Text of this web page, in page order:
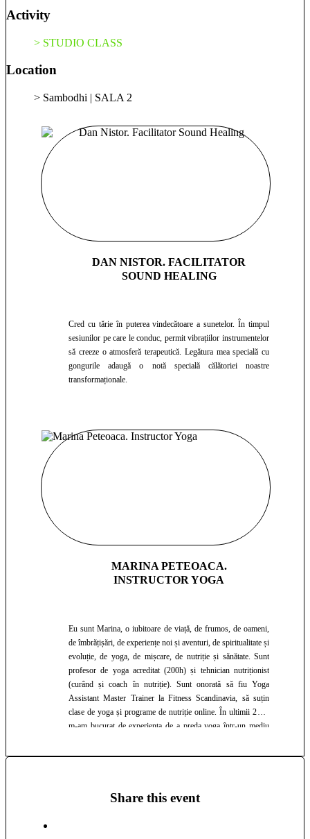
Activity
> STUDIO CLASS
Location
> Sambodhi | SALA 2
DAN NISTOR. FACILITATOR
SOUND HEALING
Cred cu tărie în puterea vindecătoare a sunetelor. În timpul
sesiunilor pe care le conduc, permit vibrațiilor instrumentelor
să creeze o atmosferă terapeutică. Legătura mea specială cu
gongurile adaugă o notă specială călătoriei noastre
transformaționale.
MARINA PETEOACA.
INSTRUCTOR YOGA
Eu sunt Marina, o iubitoare de viață, de frumos, de oameni,
de îmbrățișări, de experiențe noi și aventuri, de spiritualitate și
evoluție, de yoga, de mișcare, de nutriție și sănătate. Sunt
profesor de yoga acreditat (200h) și tehnician nutriționist
(curând și coach în nutriție). Sunt onorată să fiu Yoga
Assistant Master Trainer la Fitness Scandinavia, să suțin
clase de yoga și programe de nutriție online. În ultimii 2 ani
m-am bucurat de experiența de a preda yoga într-un mediu
de yoga și meditație în primul rind pentru a mă vindeca și a
Share this event